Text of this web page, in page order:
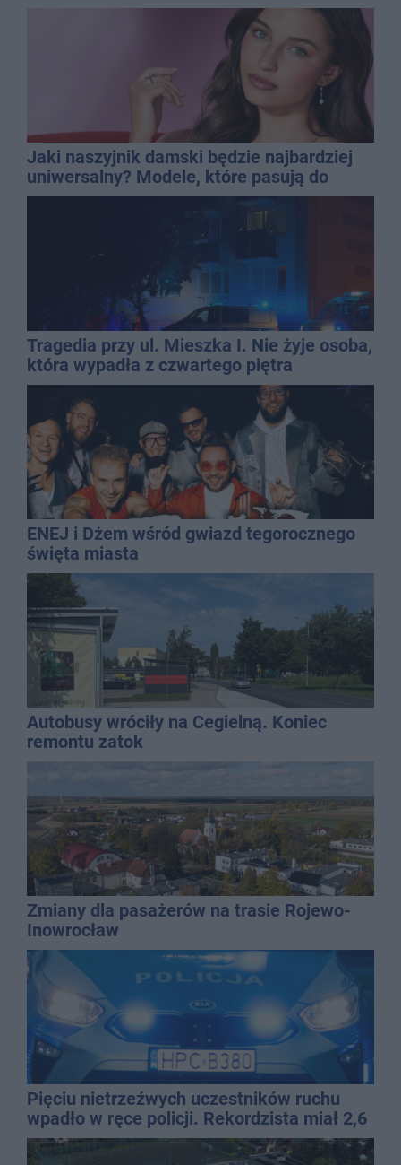
Jaki naszyjnik damski będzie najbardziej
uniwersalny? Modele, które pasują do
wielu stylizacji
Tragedia przy ul. Mieszka I. Nie żyje osoba,
która wypadła z czwartego piętra
ENEJ i Dżem wśród gwiazd tegorocznego
święta miasta
Autobusy wróciły na Cegielną. Koniec
remontu zatok
Zmiany dla pasażerów na trasie Rojewo-
Inowrocław
Pięciu nietrzeźwych uczestników ruchu
wpadło w ręce policji. Rekordzista miał 2,6
promila